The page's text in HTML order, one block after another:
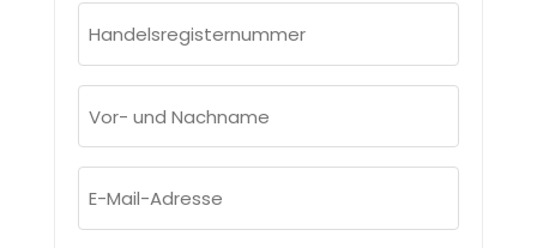
(erforderlich)
und
(erforderlich)
Mail-